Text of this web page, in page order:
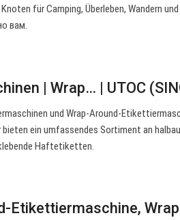
für Camping, Überleben, Wandern
вам.
| Wrap… | UTOC
und Wrap-Around-
ein umfassendes Sortiment an
Haftetiketten.
Etikettiermaschine,